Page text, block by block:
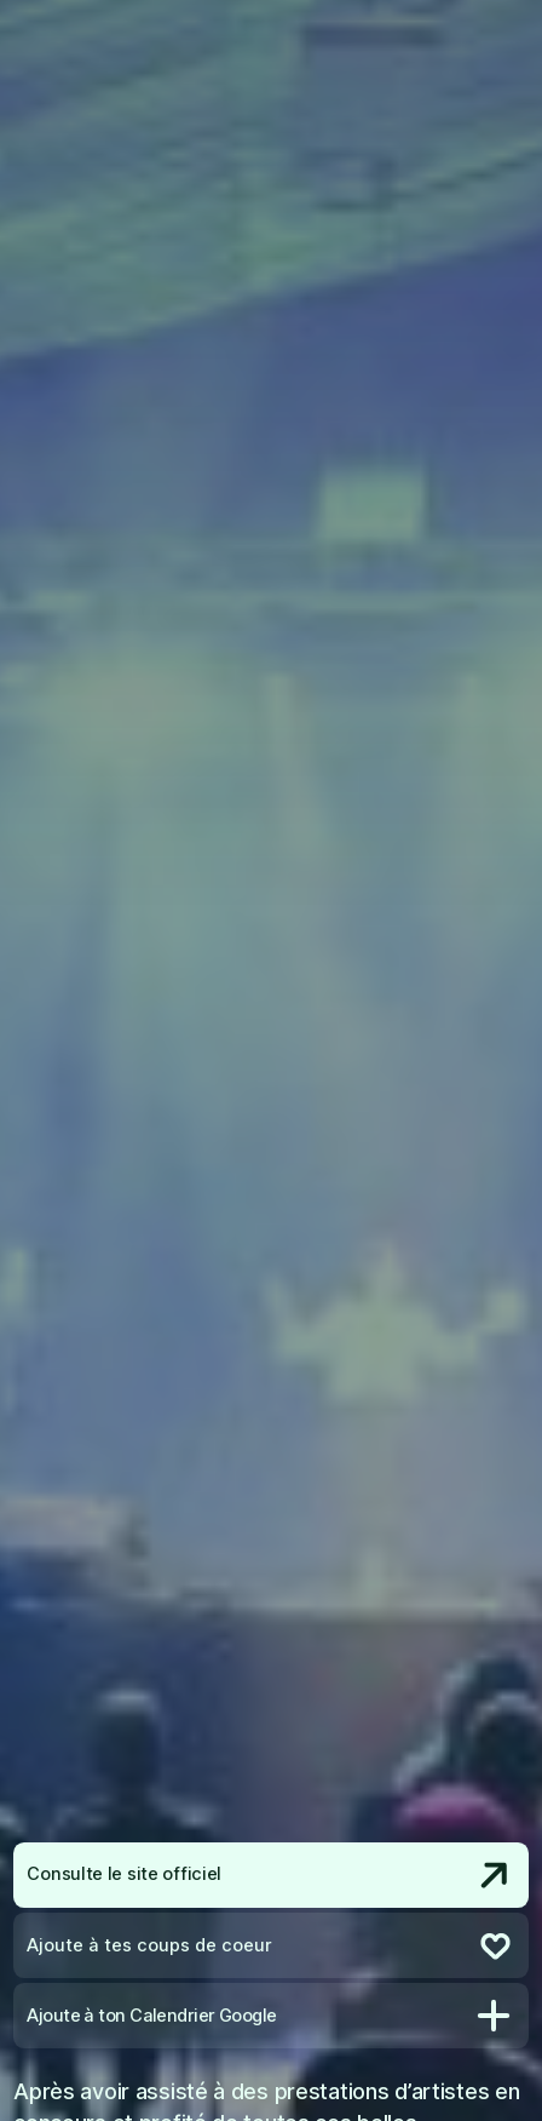
Consulte le site officiel
Ajoute à tes coups de coeur
Ajoute à ton Calendrier Google
Après avoir assisté à des prestations d’artistes en